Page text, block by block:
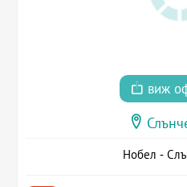
виж
Нобел -